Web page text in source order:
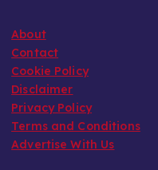
About
Contact
Cookie Policy
Disclaimer
Privacy Policy
Terms and Conditions
Advertise With Us